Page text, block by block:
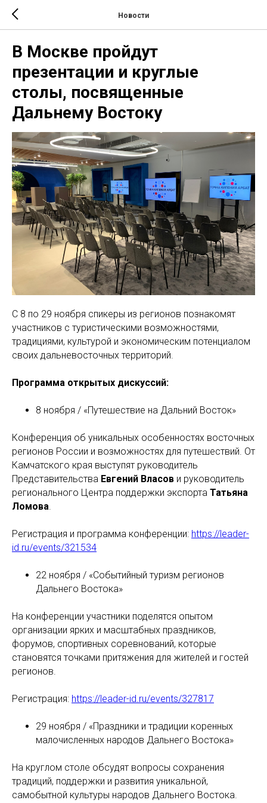
Новости
В Москве пройдут
презентации и круглые
столы, посвященные
Дальнему Востоку
С 8 по 29 ноября спикеры из регионов познакомят
участников с туристическими возможностями,
традициями, культурой и экономическим потенциалом
своих дальневосточных территорий.
Программа открытых дискуссий:
8 ноября / «Путешествие на Дальний Восток»
Конференция об уникальных особенностях восточных
регионов России и возможностях для путешествий. От
Камчатского края выступят руководитель
Представительства Евгений Власов и руководитель
регионального Центра поддержки экспорта Татьяна
Ломова.
Регистрация и программа конференции: https://leader-
id.ru/events/321534
22 ноября / «Событийный туризм регионов
Дальнего Востока»
На конференции участники поделятся опытом
организации ярких и масштабных праздников,
форумов, спортивных соревнований, которые
становятся точками притяжения для жителей и гостей
регионов.
Регистрация: https://leader-id.ru/events/327817
29 ноября / «Праздники и традиции коренных
малочисленных народов Дальнего Востока»
На круглом столе обсудят вопросы сохранения
традиций, поддержки и развития уникальной,
самобытной культуры народов Дальнего Востока.